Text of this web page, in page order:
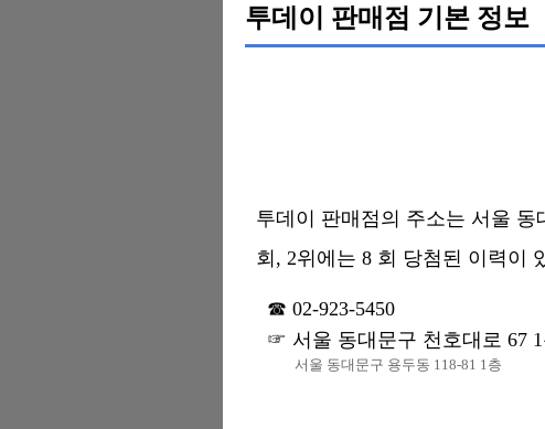
투데이 판매점 기본 정보
투데이 판매점의 주소는 서울 동
회, 2위에는 8 회 당첨된 이력이
02-923-5450
서울 동대문구 천호대로 67
서울 동대문구 용두동 118-81 1층